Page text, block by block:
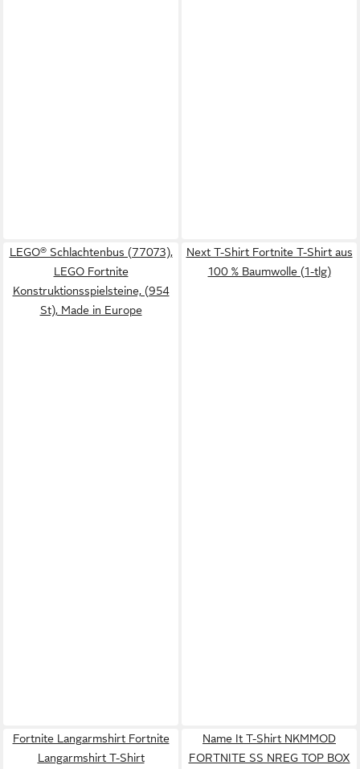
LEGO® Schlachtenbus (77073),
LEGO Fortnite
Konstruktionsspielsteine, (954
St), Made in Europe
Next T-Shirt Fortnite T-Shirt aus
100 % Baumwolle (1-tlg)
Fortnite Langarmshirt Fortnite
Langarmshirt T-Shirt
Name It T-Shirt NKMMOD
FORTNITE SS NREG TOP BOX